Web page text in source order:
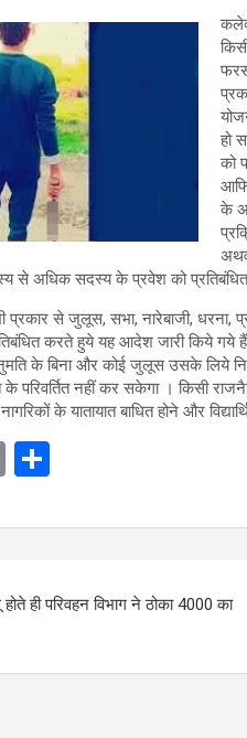
हो
को
के
से अधिक सदस्य के प्रवेश को
प्रकार से जुलूस, सभा, नारेबाजी, धरना,
करते हुये यह आदेश जारी किये गये
के बिना और कोई जुलूस उसके लिये
के परिवर्तित नहीं कर सकेगा । किसी
के यातायात बाधित होने और
E
ail ar
ही परिवहन विभाग ने ठोका 4000 का